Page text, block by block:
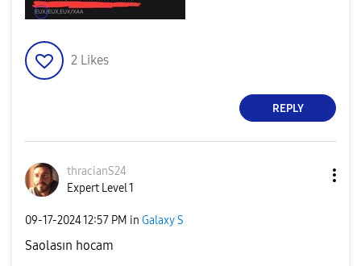
2 Likes
REPLY
thracianS24
Expert Level 1
‎09-17-202412:57 PM in Galaxy S
Saolasın hocam